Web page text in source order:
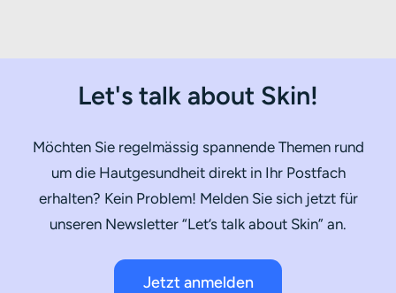
Let's talk about Skin!
Möchten Sie regelmässig spannende Themen rund
um die Hautgesundheit direkt in Ihr Postfach
erhalten? Kein Problem! Melden Sie sich jetzt für
unseren Newsletter “Let’s talk about Skin” an.
Jetzt anmelden